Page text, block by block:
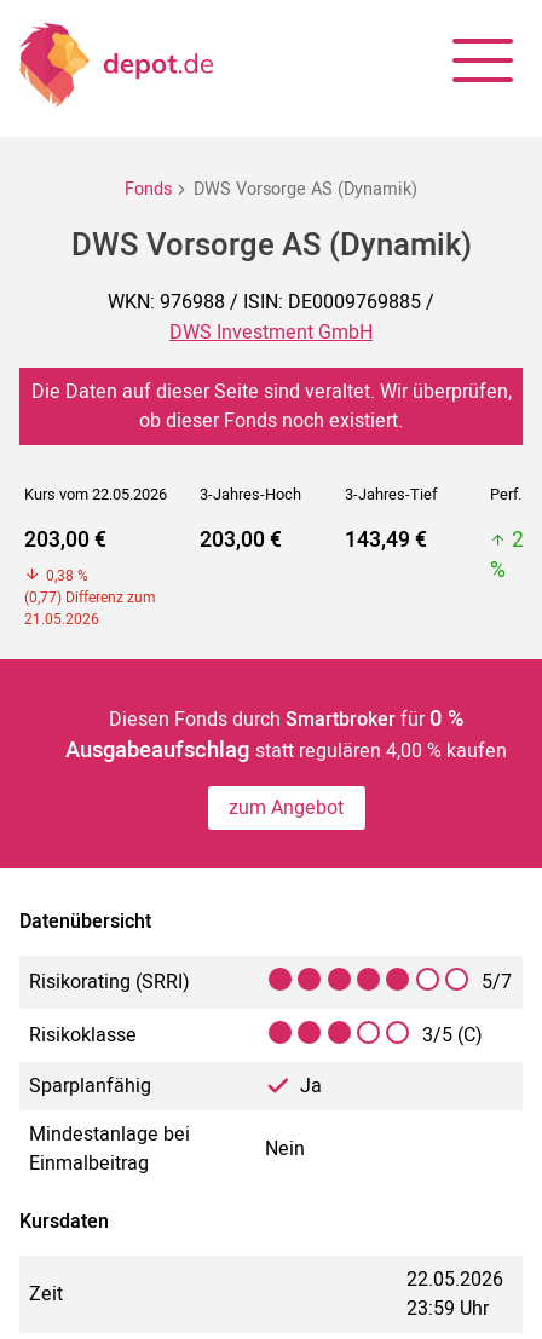
Fonds DWS Vorsorge AS (Dynamik)
DWS Vorsorge AS (Dynamik)
WKN: 976988 / ISIN: DE0009769885 /
DWS Investment GmbH
Die Daten auf dieser Seite sind veraltet. Wir überprüfen,
ob dieser Fonds noch existiert.
Kurs vom 22.05.2026 3-Jahres-Hoch 3-Jahres-Tief Perf. 5J
203,00 €
0,38 %
(0,77) Differenz zum
21.05.2026
203,00 € 143,49 €
%
Diesen Fonds durch Smartbrokerfür 0 %
Ausgabeaufschlagstatt regulären 4,00 % kaufen
zum Angebot
Datenübersicht
Risikorating (SRRI)
5/7
Risikoklasse
3/5 (C)
Sparplanfähig
Ja
Mindestanlage bei
Einmalbeitrag
Nein
Kursdaten
Zeit
22.05.2026
23:59 Uhr